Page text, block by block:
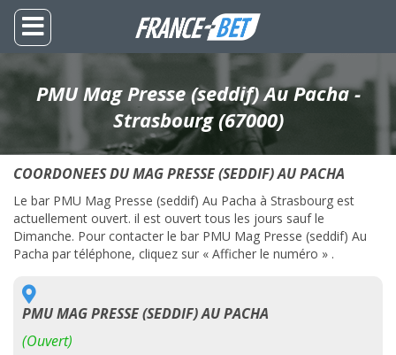
PMU Mag Presse (seddif) Au Pacha -
Strasbourg (67000)
COORDONEES DU MAG PRESSE (SEDDIF) AU PACHA
Le bar PMU Mag Presse (seddif) Au Pacha à Strasbourg est
actuellement ouvert. il est ouvert tous les jours sauf le
Dimanche. Pour contacter le bar PMU Mag Presse (seddif) Au
Pacha par téléphone, cliquez sur « Afficher le numéro » .
PMU MAG PRESSE (SEDDIF) AU PACHA
(Ouvert)